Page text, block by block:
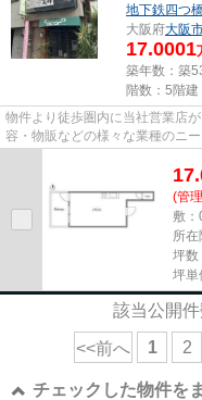
地下鉄四つ
大阪府大阪
17.0001
築年数：築
階数：5階建
物件より徒歩圏内に当社営業店
容・物販などの様々な業種のニ
尚、弊社ではおとり広告は一切...
(管
敷：
所
坪数
坪単
該当公開件
<<前へ 1 2
チェックした物件を